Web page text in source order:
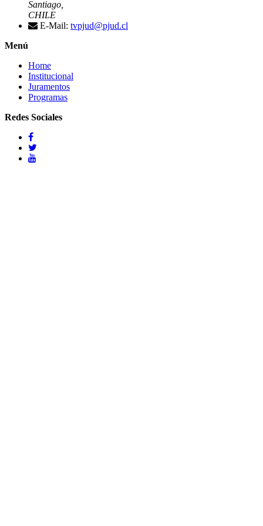
Santiago,
CHILE
E-Mail: tvpjud@pjud.cl
Menú
Home
Institucional
Juramentos
Programas
Redes Sociales